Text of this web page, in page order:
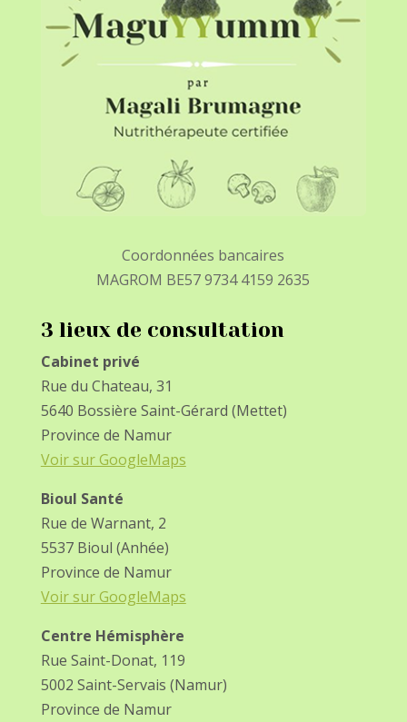
Coordonnées bancaires
MAGROM BE57 9734 4159 2635
3 lieux de consultation
Cabinet privé
Rue du Chateau, 31
5640 Bossière Saint-Gérard (Mettet)
Province de Namur
Voir sur GoogleMaps
Bioul Santé
Rue de Warnant, 2
5537 Bioul (Anhée)
Province de Namur
Voir sur GoogleMaps
Centre Hémisphère
Rue Saint-Donat, 119
5002 Saint-Servais (Namur)
Province de Namur